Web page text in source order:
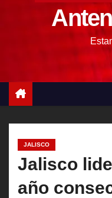
JALISCO
Jalisco
año